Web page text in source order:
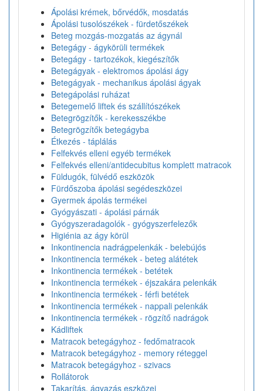
Ápolási krémek, bőrvédők, mosdatás
Ápolási tusolószékek - fürdetőszékek
Beteg mozgás-mozgatás az ágynál
Betegágy - ágykörüli termékek
Betegágy - tartozékok, kiegészítők
Betegágyak - elektromos ápolási ágy
Betegágyak - mechanikus ápolási ágyak
Betegápolási ruházat
Betegemelő liftek és szállítószékek
Betegrögzítők - kerekesszékbe
Betegrögzítők betegágyba
Étkezés - táplálás
Felfekvés elleni egyéb termékek
Felfekvés elleni/antidecubitus komplett matracok
Füldugók, fülvédő eszközök
Fürdőszoba ápolási segédeszközei
Gyermek ápolás termékei
Gyógyászati - ápolási párnák
Gyógyszeradagolók - gyógyszerfelezők
Higiénia az ágy körül
Inkontinencia nadrágpelenkák - belebújós
Inkontinencia termékek - beteg alátétek
Inkontinencia termékek - betétek
Inkontinencia termékek - éjszakára pelenkák
Inkontinencia termékek - férfi betétek
Inkontinencia termékek - nappali pelenkák
Inkontinencia termékek - rögzítő nadrágok
Kádliftek
Matracok betegágyhoz - fedőmatracok
Matracok betegágyhoz - memory réteggel
Matracok betegágyhoz - szivacs
Rollátorok
Takarítás, ágyazás eszközei